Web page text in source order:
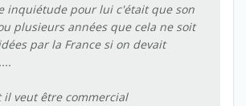
inquiétude pour lui c'était que son
plusieurs années que cela ne soit
par la France si on devait
il veut être commercial